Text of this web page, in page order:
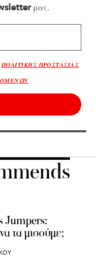
μας.
ΠΟΛΙΤΙΚΗΣ ΠΡΟΣΤΑΣΙΑΣ
Jumpers:
τα μισούμε;